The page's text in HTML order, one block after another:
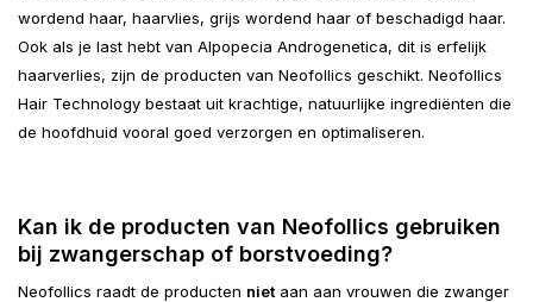
wordend haar, haarvlies, grijs wordend haar of beschadigd haar.
Ook als je last hebt van Alpopecia Androgenetica, dit is erfelijk
haarverlies, zijn de producten van Neofollics geschikt. Neofollics
Hair Technology bestaat uit krachtige, natuurlijke ingrediënten die
de hoofdhuid vooral goed verzorgen en optimaliseren.
Kan ik de producten van Neofollics gebruiken
bij zwangerschap of borstvoeding?
Neofollics raadt de producten niet aan aan vrouwen die zwanger